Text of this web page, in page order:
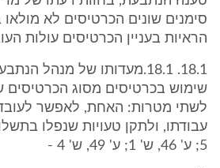
סימנים שונים הכרטיסים לא
הראיות בעניין הכרטיסים עולות
18.1. 18.1.מעדותו של מנהל
שימוש בכרטיסים מסוג הכרטיסים
לשתי מטרות: האחת, לאפשר
5; ע' 46, ש' 1; ע' 49, ש' 4 -